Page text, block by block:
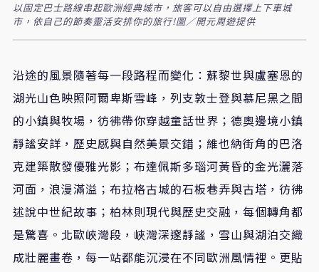
以固定巴士路線串起歐洲經典城市，旅客可以自由選擇上下車城
市，依自己的節奏靈活安排你的旅行!圖／開元周遊提供
沿途的風景隨著每一段路程而變化：蘇黎世與盧塞恩的
湖光山色映照阿爾卑斯雪峰，列支敦士登與慕尼黑之間
的小鎮與牧場，彷彿帶你穿越童話世界；德奧邊境小鎮
靜謐安詳，歷史感與自然美景交錯；維也納街角的巴洛
克建築散發優雅光影；布達佩斯多瑙河黃昏的金光灑落
河面，浪漫滿溢；布拉格古城的石板巷弄與古塔，彷彿
述說中世紀故事；柏林則現代與歷史交融，每個轉角都
是驚喜。北歐峽灣段，峽灣深邃靜謐，雪山與湖泊交織
成壯麗畫卷，每一站都能沉浸在不同歐洲風情裡。更貼